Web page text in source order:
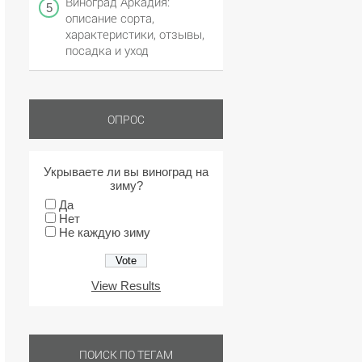
описание сорта,
характеристики, отзывы,
посадка и уход
ОПРОС
Укрываете ли вы виноград на
зиму?
Да
Нет
Не каждую зиму
View Results
ПОИСК ПО ТЕГАМ